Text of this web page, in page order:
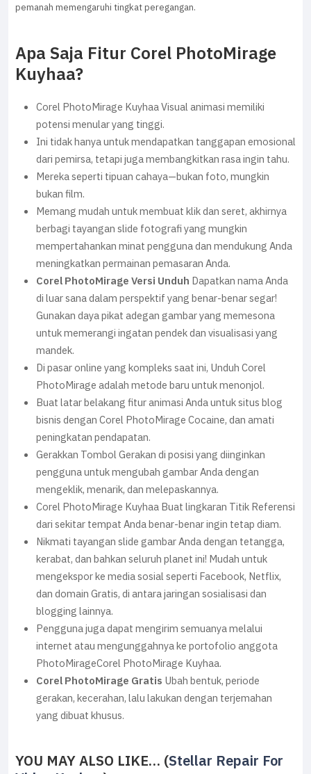
pemanah memengaruhi tingkat peregangan.
Apa Saja Fitur Corel PhotoMirage
Kuyhaa?
Corel PhotoMirage Kuyhaa Visual animasi memiliki
potensi menular yang tinggi.
Ini tidak hanya untuk mendapatkan tanggapan emosional
dari pemirsa, tetapi juga membangkitkan rasa ingin tahu.
Mereka seperti tipuan cahaya—bukan foto, mungkin
bukan film.
Memang mudah untuk membuat klik dan seret, akhirnya
berbagi tayangan slide fotografi yang mungkin
mempertahankan minat pengguna dan mendukung Anda
meningkatkan permainan pemasaran Anda.
Corel PhotoMirage Versi Unduh Dapatkan nama Anda
di luar sana dalam perspektif yang benar-benar segar!
Gunakan daya pikat adegan gambar yang memesona
untuk memerangi ingatan pendek dan visualisasi yang
mandek.
Di pasar online yang kompleks saat ini, Unduh Corel
PhotoMirage adalah metode baru untuk menonjol.
Buat latar belakang fitur animasi Anda untuk situs blog
bisnis dengan Corel PhotoMirage Cocaine, dan amati
peningkatan pendapatan.
Gerakkan Tombol Gerakan di posisi yang diinginkan
pengguna untuk mengubah gambar Anda dengan
mengeklik, menarik, dan melepaskannya.
Corel PhotoMirage Kuyhaa Buat lingkaran Titik Referensi
dari sekitar tempat Anda benar-benar ingin tetap diam.
Nikmati tayangan slide gambar Anda dengan tetangga,
kerabat, dan bahkan seluruh planet ini! Mudah untuk
mengekspor ke media sosial seperti Facebook, Netflix,
dan domain Gratis, di antara jaringan sosialisasi dan
blogging lainnya.
Pengguna juga dapat mengirim semuanya melalui
internet atau mengunggahnya ke portofolio anggota
PhotoMirageCorel PhotoMirage Kuyhaa.
Corel PhotoMirage Gratis Ubah bentuk, periode
gerakan, kecerahan, lalu lakukan dengan terjemahan
yang dibuat khusus.
YOU MAY ALSO LIKE… (Stellar Repair For